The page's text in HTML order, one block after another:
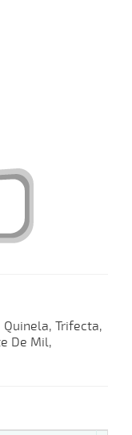
Quinela, Trifecta,
De Mil,